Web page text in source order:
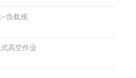
负载感
高空作业